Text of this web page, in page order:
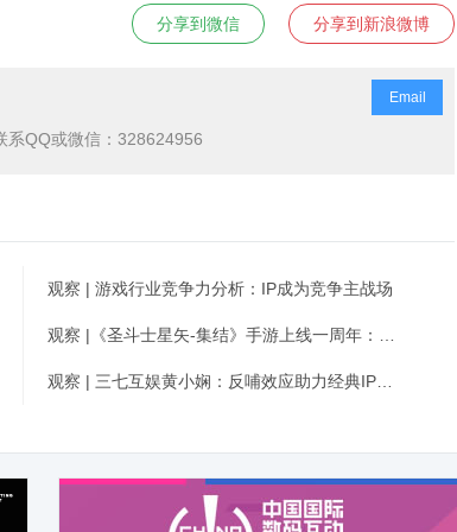
分享到新浪微博
分享到微信
系QQ或微信：328624956
Email
观察 | 游戏行业竞争力分析：IP成为竞争主战场